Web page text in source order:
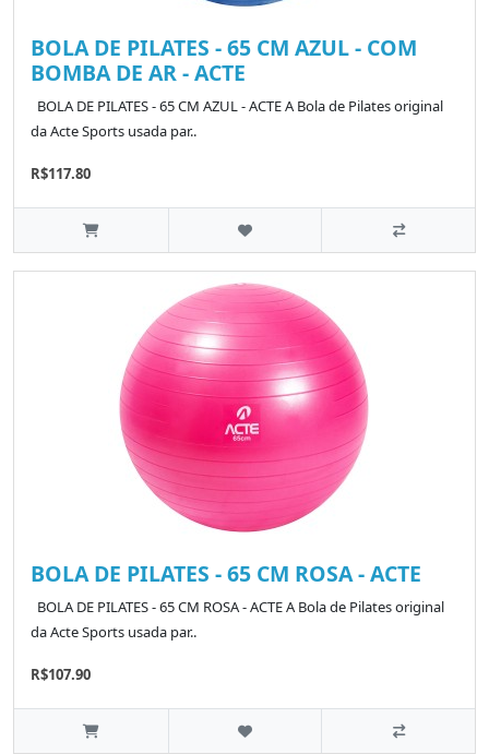
BOLA DE PILATES - 65 CM AZUL - COM
BOMBA DE AR - ACTE
BOLA DE PILATES - 65 CM AZUL - ACTE A Bola de Pilates original
da Acte Sports usada par..
R$117.80
BOLA DE PILATES - 65 CM ROSA - ACTE
BOLA DE PILATES - 65 CM ROSA - ACTE A Bola de Pilates original
da Acte Sports usada par..
R$107.90